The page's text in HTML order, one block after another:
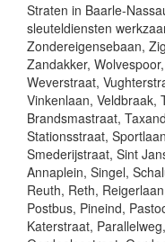
Straten in Baarle-
sleuteldiensten
Zondereigensebaan,
Zandakker,
Weverstraat,
Vinkenlaan, Veldbraak,
Brandsmastraat,
Stationsstraat,
Smederijstraat, Sint
Annaplein, Singel,
Reuth, Reth,
Postbus, Pineind,
Katerstraat,